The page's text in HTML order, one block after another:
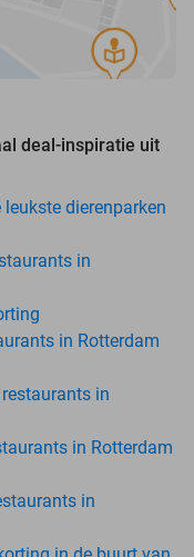
deal-inspiratie uit
dierenparken
in
in Rotterdam
in
in Rotterdam
in